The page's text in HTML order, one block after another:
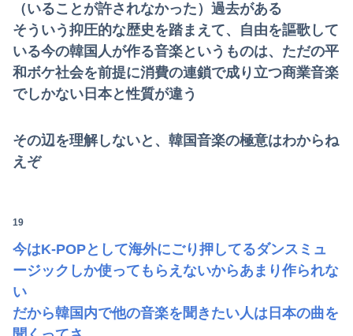
（いることが許されなかった）過去がある
そういう抑圧的な歴史を踏まえて、自由を謳歌して
いる今の韓国人が作る音楽というものは、ただの平
和ボケ社会を前提に消費の連鎖で成り立つ商業音楽
でしかない日本と性質が違う
その辺を理解しないと、韓国音楽の極意はわからね
えぞ
19
今はK-POPとして海外にごり押してるダンスミュ
ージックしか使ってもらえないからあまり作られな
い
だから韓国内で他の音楽を聞きたい人は日本の曲を